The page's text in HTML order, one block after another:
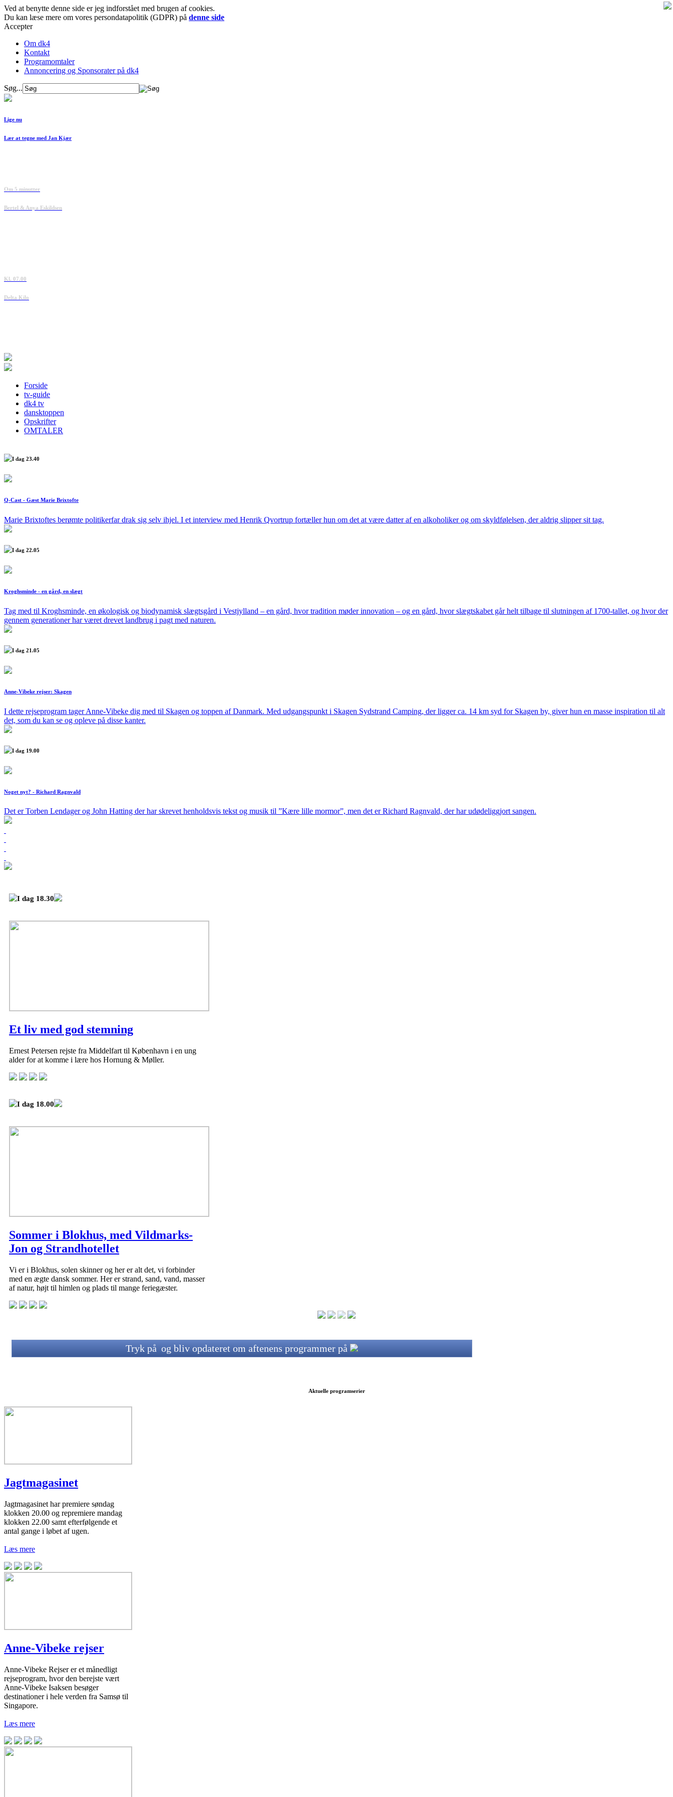
Ved at benytte denne side er jeg indforstået med brugen af cookies.
Du kan læse mere om vores persondatapolitik (GDPR) på denne side
Accepter
Om dk4
Kontakt
Programomtaler
Annoncering og Sponsorater på dk4
Søg...
Lige nu
Lær at tegne med Jan Kjær
Om 5 minutter
Bertel & Anya Eskildsen
Kl. 07.00
Delta Kilo
Forside
tv-guide
dk4 tv
dansktoppen
Opskrifter
OMTALER
I dag 23.40
Q-Cast - Gæst Marie Brixtofte
Marie Brixtoftes berømte politikerfar drak sig selv ihjel. I et interview med Henrik Qvortrup fortæller hun om det at være datter af en alkoholiker og om skyldfølelsen, der aldrig slipper sit tag.
I dag 22.05
Kroghsminde - en gård, en slægt
Tag med til Kroghsminde, en økologisk og biodynamisk slægtsgård i Vestjylland – en gård, hvor tradition møder innovation – og en gård, hvor slægtskabet går helt tilbage til slutningen af 1700-tallet, og hvor der
gennem generationer har været drevet landbrug i pagt med naturen.
I dag 21.05
Anne-Vibeke rejser: Skagen
I dette rejseprogram tager Anne-Vibeke dig med til Skagen og toppen af Danmark. Med udgangspunkt i Skagen Sydstrand Camping, der ligger ca. 14 km syd for Skagen by, giver hun en masse inspiration til alt
det, som du kan se og opleve på disse kanter.
I dag 19.00
Noget nyt? - Richard Ragnvald
Det er Torben Lendager og John Hatting der har skrevet henholdsvis tekst og musik til ”Kære lille mormor”, men det er Richard Ragnvald, der har udødeliggjort sangen.
I dag 18.30
Et liv med god stemning
Ernest Petersen rejste fra Middelfart til København i en ung
alder for at komme i lære hos Hornung & Møller.
I dag 18.00
Sommer i Blokhus, med Vildmarks-
Jon og Strandhotellet
Vi er i Blokhus, solen skinner og her er alt det, vi forbinder
med en ægte dansk sommer. Her er strand, sand, vand, masser
af natur, højt til himlen og plads til mange feriegæster.
Tryk på og bliv opdateret om aftenens programmer på
Aktuelle programserier
Jagtmagasinet
Jagtmagasinet har premiere søndag
klokken 20.00 og repremiere mandag
klokken 22.00 samt efterfølgende et
antal gange i løbet af ugen.
Læs mere
Anne-Vibeke rejser
Anne-Vibeke Rejser er et månedligt
rejseprogram, hvor den berejste vært
Anne-Vibeke Isaksen besøger
destinationer i hele verden fra Samsø til
Singapore.
Læs mere